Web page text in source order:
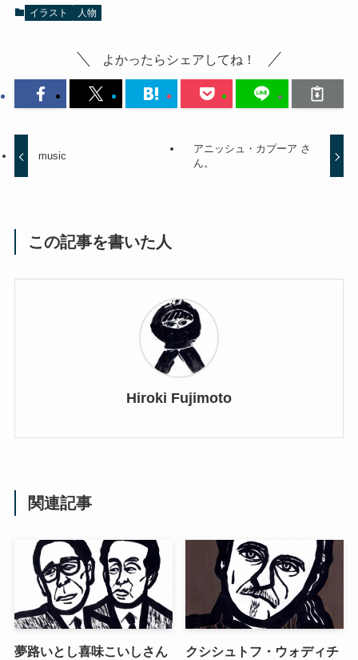
イラスト 人物
よかったらシェアしてね！
music
アニッシュ・カプーア さ
ん。
この記事を書いた人
Hiroki Fujimoto
関連記事
夢路いとし喜味こいしさん
クシシュトフ・ウォディチ